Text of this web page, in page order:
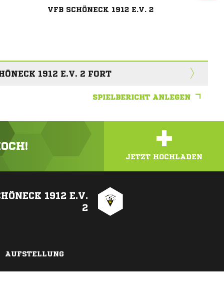
VFB SCHÖNECK 1912 E.V. 2
1912 E.V. 2 FORT
SPIELBERICHT ANLEGEN
+
JETZT HOCHLADEN
1912 E.V.
2
AUFSTELLUNG